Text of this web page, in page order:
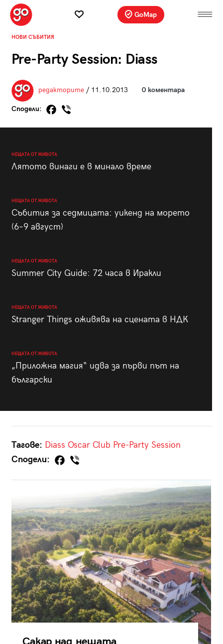
GoMap
НОВИ СЪБИТИЯ
Pre-Party Session: Diass
редакторите/ 11.10.2013 0 коментара
Сподели:
НЕЩАТА ОТ ЖИВОТА
Лятото винаги е в минало време
НЕЩАТА ОТ ЖИВОТА
Събития за седмицата: уикенд на морето
(6–9 август)
НЕЩАТА ОТ ЖИВОТА
Summer City Guide: 72 часа в Иракли
НЕЩАТА ОТ ЖИВОТА
Stranger Things оживява на сцената в НДК
НЕЩАТА ОТ ЖИВОТА
„Приложна магия“ идва за първи път на
български
Тагове: Diass Oscar Club Pre-Party Session
Сподели: